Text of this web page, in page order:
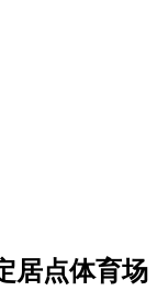
居点体育场